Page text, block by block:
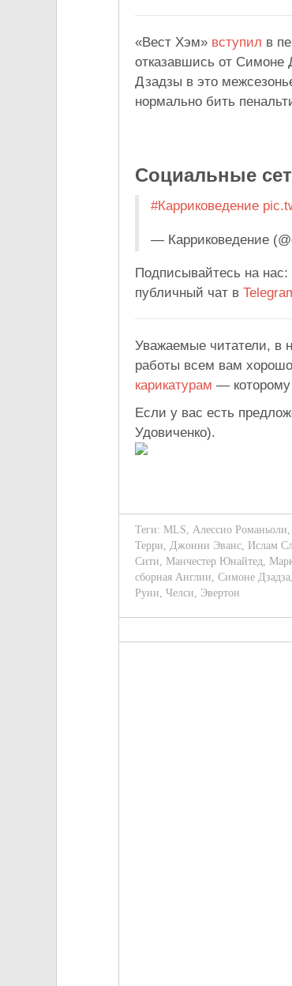
«Вест Хэм» вступил в
отказавшись от Симоне
Дзадзы в это
нормально бить
Социальные
#Карриковедение
— Карриковедение
Подписывайтесь на
публичный чат в
Уважаемые читатели, в
работы всем вам
карикатурам — которому
Если у вас есть
Удовиченко).
Теги: MLS, Алессио Романьоли,
Терри, Джонни Эванс, Ислам
Сити, Манчестер Юнайтед,
сборная Англии, Симоне Дзадза,
Руни, Челси, Эвертон